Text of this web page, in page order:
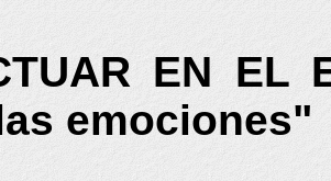
EN EL
emociones"